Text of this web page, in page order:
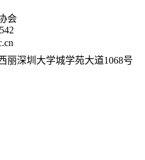
会
丽深圳大学城学苑大道1068号